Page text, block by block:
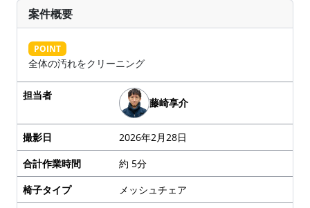
案件概要
POINT
全体の汚れをクリーニング
担当者
藤崎享介
撮影日
2026年2月28日
合計作業時間
約 5分
椅子タイプ
メッシュチェア